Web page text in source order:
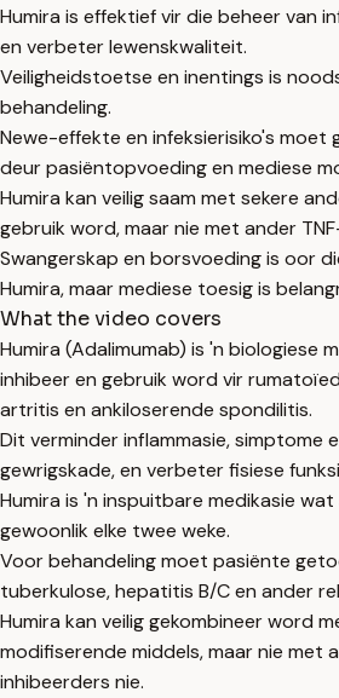
Humira is effektief vir die beheer van
en verbeter lewenskwaliteit.
Veiligheidstoetse en inentings is
behandeling.
Newe-effekte en infeksierisiko's moet
deur pasiëntopvoeding en mediese
Humira kan veilig saam met sekere
gebruik word, maar nie met ander
Swangerskap en borsvoeding is oor
Humira, maar mediese toesig is
What the video covers
Humira (Adalimumab) is 'n biologiese
inhibeer en gebruik word vir
artritis en ankiloserende spondilitis.
Dit verminder inflammasie, simptome
gewrigskade, en verbeter fisiese
Humira is 'n inspuitbare medikasie
gewoonlik elke twee weke.
Voor behandeling moet pasiënte
tuberkulose, hepatitis B/C en ander
Humira kan veilig gekombineer word
modifiserende middels, maar nie met
inhibeerders nie.